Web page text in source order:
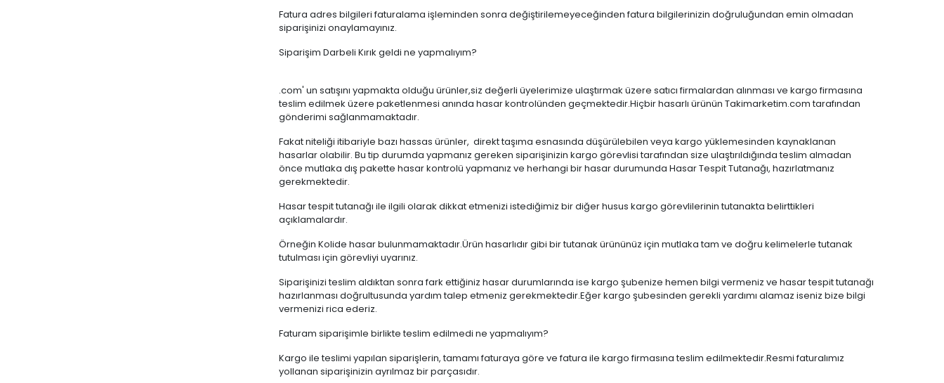
Fatura adres bilgileri faturalama işleminden sonra değiştirilemeyeceğinden fatura bilgilerinizin doğruluğundan emin olmadan
siparişinizi onaylamayınız.
Siparişim Darbeli Kırık geldi ne yapmalıyım?
.com' un satışını yapmakta olduğu ürünler,siz değerli üyelerimize ulaştırmak üzere satıcı firmalardan alınması ve kargo firmasına
teslim edilmek üzere paketlenmesi anında hasar kontrolünden geçmektedir.Hiçbir hasarlı ürünün Takimarketim.com tarafından
gönderimi sağlanmamaktadır.
Fakat niteliği itibariyle bazı hassas ürünler, direkt taşıma esnasında düşürülebilen veya kargo yüklemesinden kaynaklanan
hasarlar olabilir. Bu tip durumda yapmanız gereken siparişinizin kargo görevlisi tarafından size ulaştırıldığında teslim almadan
önce mutlaka dış pakette hasar kontrolü yapmanız ve herhangi bir hasar durumunda Hasar Tespit Tutanağı, hazırlatmanız
gerekmektedir.
Hasar tespit tutanağı ile ilgili olarak dikkat etmenizi istediğimiz bir diğer husus kargo görevlilerinin tutanakta belirttikleri
açıklamalardır.
Örneğin Kolide hasar bulunmamaktadır.Ürün hasarlıdır gibi bir tutanak ürününüz için mutlaka tam ve doğru kelimelerle tutanak
tutulması için görevliyi uyarınız.
Siparişinizi teslim aldıktan sonra fark ettiğiniz hasar durumlarında ise kargo şubenize hemen bilgi vermeniz ve hasar tespit tutanağı
hazırlanması doğrultusunda yardım talep etmeniz gerekmektedir.Eğer kargo şubesinden gerekli yardımı alamaz iseniz bize bilgi
vermenizi rica ederiz.
Faturam siparişimle birlikte teslim edilmedi ne yapmalıyım?
Kargo ile teslimi yapılan siparişlerin, tamamı faturaya göre ve fatura ile kargo firmasına teslim edilmektedir.Resmi faturalımız
yollanan siparişinizin ayrılmaz bir parçasıdır.